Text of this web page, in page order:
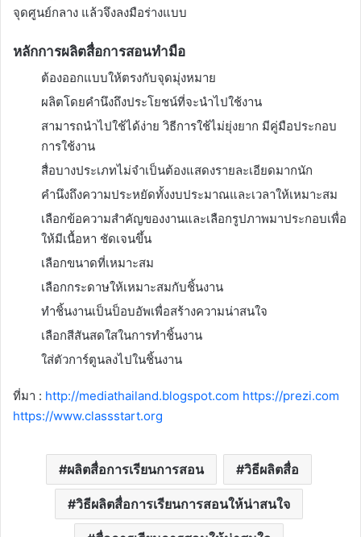
จุดศูนย์กลาง แล้วจึงลงมือร่างแบบ
หลักการผลิตสื่อการสอนทำมือ
ต้องออกแบบให้ตรงกับจุดมุ่งหมาย
ผลิตโดยคำนึงถึงประโยชน์ที่จะนำไปใช้งาน
สามารถนำไปใช้ได้ง่าย วิธีการใช้ไม่ยุ่งยาก มีคู่มือประกอบ
การใช้งาน
สื่อบางประเภทไม่จำเป็นต้องแสดงรายละเอียดมากนัก
คำนึงถึงความประหยัดทั้งงบประมาณและเวลาให้เหมาะสม
เลือกข้อความสำคัญของงานและเลือกรูปภาพมาประกอบเพื่อ
ให้มีเนื้อหา ชัดเจนขึ้น
เลือกขนาดที่เหมาะสม
เลือกกระดาษให้เหมาะสมกับชิ้นงาน
ทำชิ้นงานเป็นป็อบอัพเพื่อสร้างความน่าสนใจ
เลือกสีสันสดใสในการทำชิ้นงาน
ใส่ตัวการ์ตูนลงไปในชิ้นงาน
ที่มา : http://mediathailand.blogspot.com https://prezi.com
https://www.classstart.org
ผลิตสื่อการเรียนการสอน วิธีผลิตสื่อ
วิธีผลิตสื่อการเรียนการสอนให้น่าสนใจ